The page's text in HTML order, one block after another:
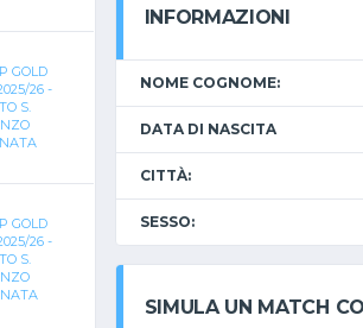
GOLD
26 -
S.
GOLD
26 -
S.
INFORMAZIONI
NOME COGNOME:
DATA DI NASCITA
CITTÀ:
SESSO:
SIMULA UN MATCH